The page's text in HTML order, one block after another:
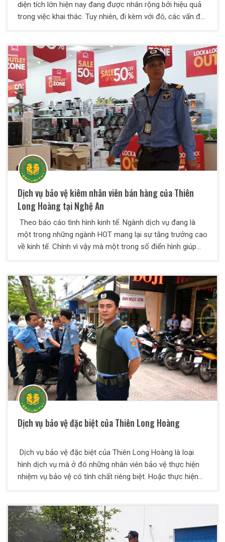
diện tích lớn hiện nay đang được nhân rộng bởi hiệu quả
trong việc khai thác. Tuy nhiên, đi kèm với đó, các vấn đề
trại đã hướng đến sử dụng dịch vụ bảo vệ trang trại với
nhiều ưu điểm nổi bật. Vậy vì sao nên sử dụng dịch vụ
bảo vệ trang trại? Nhiệm vụ của người bảo vệ trang trại là
gì? Mời bạn đọc tham khảo bài viết dưới đây của Thiên
Long Hoàng để có thêm những thông tin hữu ích về vấn
đề này.
Dịch vụ bảo vệ kiêm nhân viên bán hàng của Thiên
Long Hoàng tại Nghệ An
Theo báo cáo tình hình kinh tế. Ngành dịch vụ đang là
một trong những ngành HOT mang lại sự tăng trưởng cao
về kinh tế. Chính vì vậy mà một trong số điển hình giúp
doanh nhiều sản phẩm khác nhau mọc lên. Và với những
cửa hàng nhỏ lẻ và mới mở. Thì việc tiết kiệm các chi phí
luôn là điều mà người làm chủ băn khoăn. Làm sao cho
cơ sở vận hành tốt mà vẫn tiết kiệm được chi phí? Vậy thì
hãy để dịch vụ bảo vệ cửa hàng kiêm nhân viên bán hàng
củaThiên Long Hoàng trả lời cho các anh chị về vấn đề
này.
Dịch vụ bảo vệ đặc biệt của Thiên Long Hoàng
Dịch vụ bảo vệ đặc biệt của Thiên Long Hoàng là loại
hình dịch vụ mà ở đó những nhân viên bảo vệ thực hiện
nhiệm vụ bảo vệ có tính chất riêng biệt. Hoặc thực hiện
đường phố… Dịch vụ bảo vệ đặc biệt bao gồm: Dịch vụ
tuần tra – Kiểm tra; Vệ sĩ riêng. Hay là một bảo vệ kiêm
thêm công việc khác như bảo vệ kiêm thủ kho; bảo vệ